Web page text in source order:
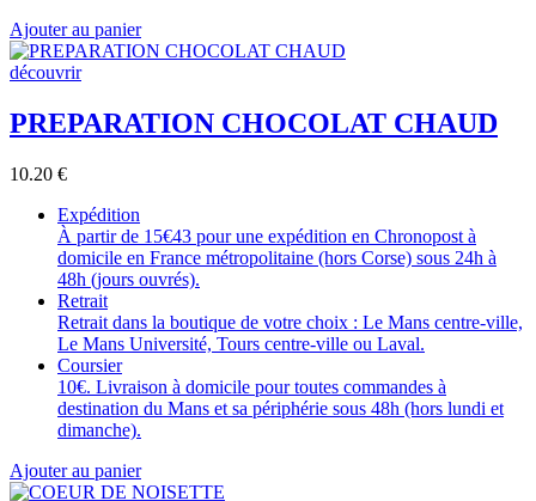
Ajouter au panier
découvrir
PREPARATION CHOCOLAT CHAUD
10.20 €
Expédition
À partir de 15€43 pour une expédition en Chronopost à
domicile en France métropolitaine (hors Corse) sous 24h à
48h (jours ouvrés).
Retrait
Retrait dans la boutique de votre choix : Le Mans centre-ville,
Le Mans Université, Tours centre-ville ou Laval.
Coursier
10€. Livraison à domicile pour toutes commandes à
destination du Mans et sa périphérie sous 48h (hors lundi et
dimanche).
Ajouter au panier